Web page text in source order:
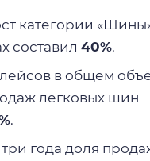
категории
составил 40%.
в общем
легковых шин
.
года доля